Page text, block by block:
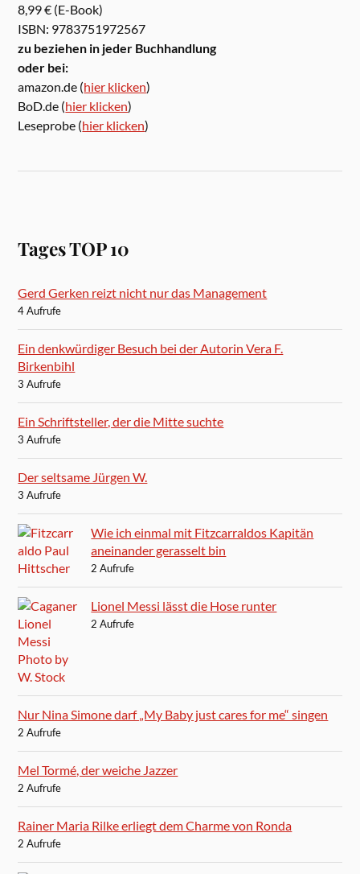
8,99 € (E-Book)
ISBN: 9783751972567
zu beziehen in jeder Buchhandlung
oder bei:
amazon.de (hier klicken)
BoD.de (hier klicken)
Leseprobe (hier klicken)
Tages TOP 10
Gerd Gerken reizt nicht nur das Management
4 Aufrufe
Ein denkwürdiger Besuch bei der Autorin Vera F.
Birkenbihl
3 Aufrufe
Ein Schriftsteller, der die Mitte suchte
3 Aufrufe
Der seltsame Jürgen W.
3 Aufrufe
Wie ich einmal mit Fitzcarraldos Kapitän
aneinander gerasselt bin
2 Aufrufe
Lionel Messi lässt die Hose runter
2 Aufrufe
Nur Nina Simone darf „My Baby just cares for me“ singen
2 Aufrufe
Mel Tormé, der weiche Jazzer
2 Aufrufe
Rainer Maria Rilke erliegt dem Charme von Ronda
2 Aufrufe